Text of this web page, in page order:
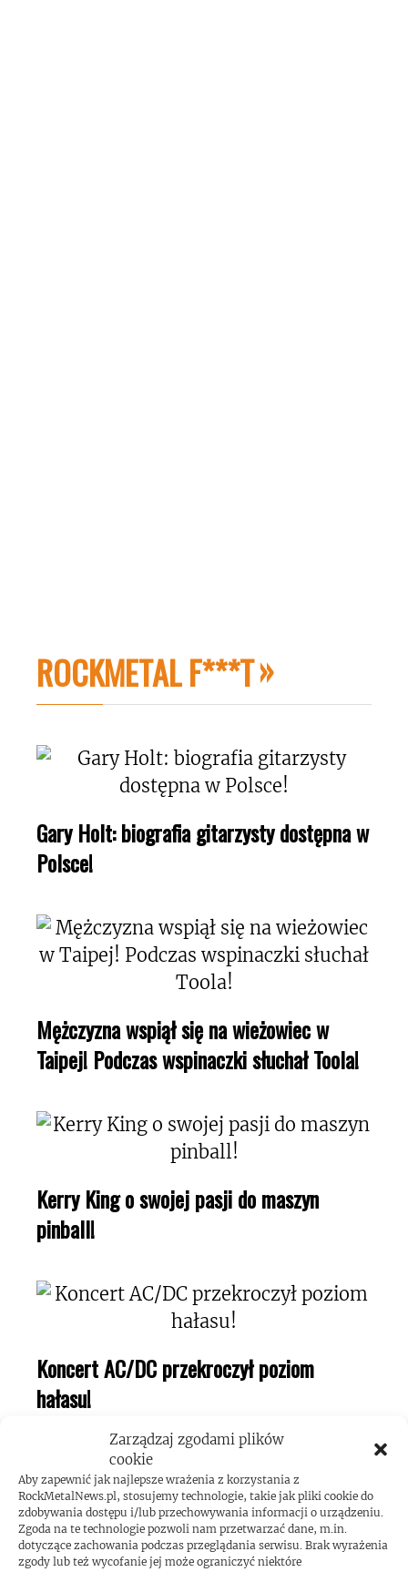
Zarządzaj zgodami plików
cookie
Aby zapewnić jak najlepsze wrażenia z korzystania z
RockMetalNews.pl, stosujemy technologie, takie jak pliki cookie do
zdobywania dostępu i/lub przechowywania informacji o urządzeniu.
Zgoda na te technologie pozwoli nam przetwarzać dane, m.in.
dotyczące zachowania podczas przeglądania serwisu. Brak wyrażenia
zgody lub też wycofanie jej może ograniczyć niektóre
ROCKMETAL F***T
Gary Holt: biografia gitarzysty dostępna w
Polsce!
Mężczyzna wspiął się na wieżowiec w
Taipej! Podczas wspinaczki słuchał Toola!
Kerry King o swojej pasji do maszyn
pinball!
Koncert AC/DC przekroczył poziom
hałasu!